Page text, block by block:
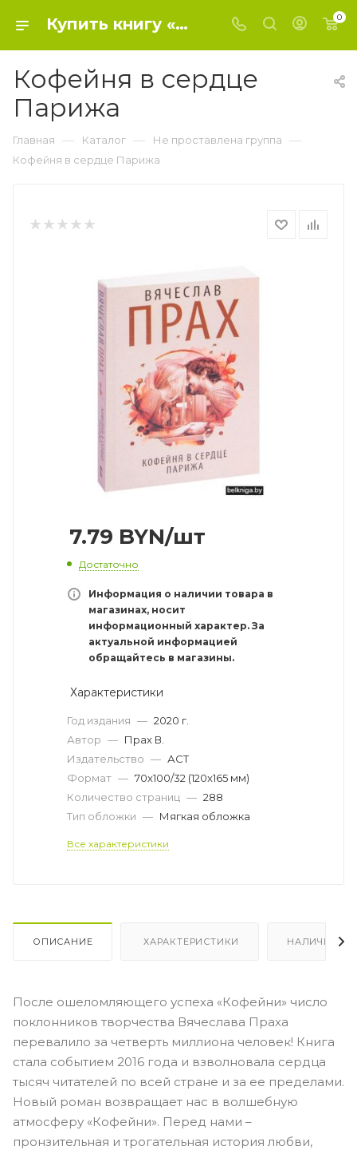
Купить книгу «Кофейня в сердце Парижа» 2020 г. , Прах В. - Не проставлена группа 0
Кофейня в сердце
Парижа
Главная — Каталог — Не проставлена группа —
Кофейня в сердце Парижа
7.79 BYN/шт
Достаточно
Информация о наличии товара в
магазинах, носит
информационный характер. За
актуальной информацией
обращайтесь в магазины.
Характеристики
Год издания — 2020 г.
Автор — Прах В.
Издательство — АСТ
Формат — 70x100/32 (120x165 мм)
Количество страниц — 288
Тип обложки — Мягкая обложка
Все характеристики
ОПИСАНИЕ ХАРАКТЕРИСТИКИ НАЛИЧИЕ
После ошеломляющего успеха «Кофейни» число
поклонников творчества Вячеслава Праха
перевалило за четверть миллиона человек! Книга
стала событием 2016 года и взволновала сердца
тысяч читателей по всей стране и за ее пределами.
Новый роман возвращает нас в волшебную
атмосферу «Кофейни». Перед нами –
пронзительная и трогательная история любви,